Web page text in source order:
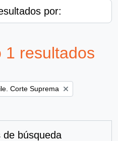
por:
1 resultados
filter:
Corte Suprema
de búsqueda